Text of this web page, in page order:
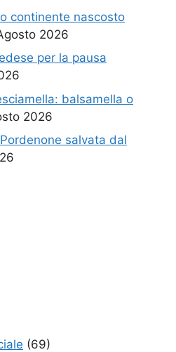
continente nascosto
2026
per la pausa
balsamella o
2026
salvata dal
(69)